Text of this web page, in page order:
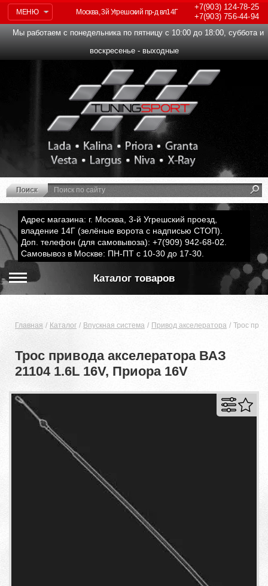
МЕНЮ
+7(903)124-78-25
+7(903)756-44-94
Москва, 3й Угрешский пр-д вл14Г
Мы работаем с понедельника по пятницу с 10:00 до 18:00, суббота и
воскресенье - выходные
Адрес магазина: г. Москва, 3-й Угрешский проезд,
владение 14Г (зелёные ворота с надписью СТОП).
Доп. телефон (для самовывоза): +7(909) 942-68-02.
Самовывоз в Москве: ПН-ПТ с 10-30 до 17-30.
Каталог товаров
Главная Каталог Впускная система Привод акселератора Трос
Трос привода акселератора ВАЗ
21104 1.6L 16V, Приора 16V